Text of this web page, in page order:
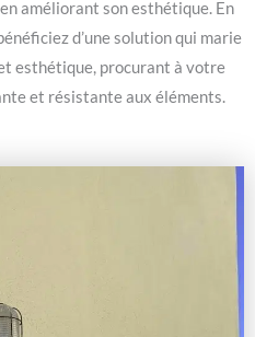
améliorant son esthétique. En
d’une solution qui marie
esthétique, procurant à votre
et résistante aux éléments.